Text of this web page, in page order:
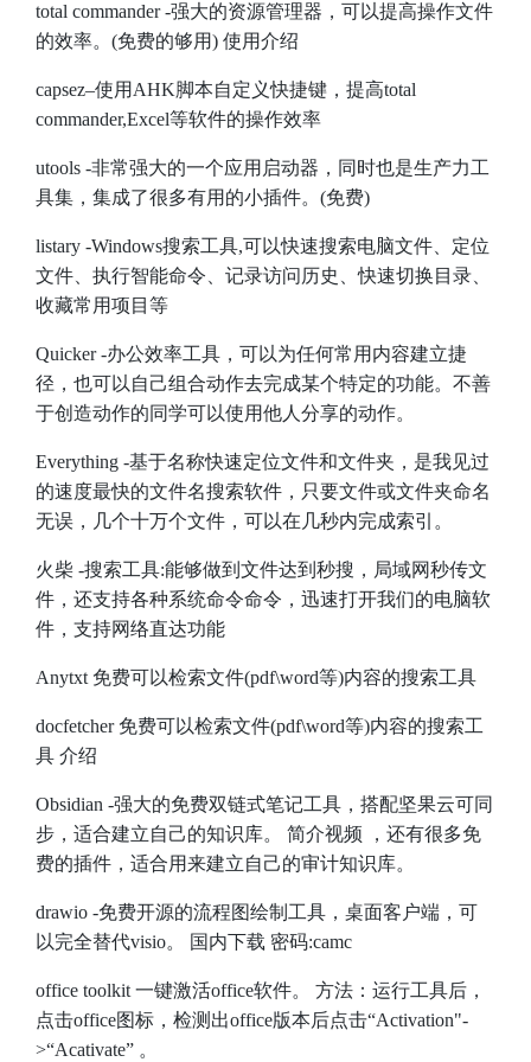
total commander-强大的资源管理器，可以提高操作文件
的效率。(免费的够用) 使用介绍
capsez–使用AHK脚本自定义快捷键，提高total
commander,Excel等软件的操作效率
utools -非常强大的一个应用启动器，同时也是生产力工
具集，集成了很多有用的小插件。(免费)
listary -Windows搜索工具,可以快速搜索电脑文件、定位
文件、执行智能命令、记录访问历史、快速切换目录、
收藏常用项目等
Quicker-办公效率工具，可以为任何常用内容建立捷
径，也可以自己组合动作去完成某个特定的功能。不善
于创造动作的同学可以使用他人分享的动作。
Everything -基于名称快速定位文件和文件夹，是我见过
的速度最快的文件名搜索软件，只要文件或文件夹命名
无误，几个十万个文件，可以在几秒内完成索引。
火柴 -搜索工具:能够做到文件达到秒搜，局域网秒传文
件，还支持各种系统命令命令，迅速打开我们的电脑软
件，支持网络直达功能
Anytxt 免费可以检索文件(pdf\word等)内容的搜索工具
docfetcher免费可以检索文件(pdf\word等)内容的搜索工
具 介绍
Obsidian -强大的免费双链式笔记工具，搭配坚果云可同
步，适合建立自己的知识库。 简介视频 ，还有很多免
费的插件，适合用来建立自己的审计知识库。
drawio -免费开源的流程图绘制工具，桌面客户端，可
以完全替代visio。
国内下载 密码:camc
office toolkit 一键激活office软件。 方法：运行工具后，
点击office图标，检测出office版本后点击“Activation"-
>“Acativate” 。